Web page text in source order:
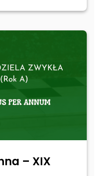
– XIX